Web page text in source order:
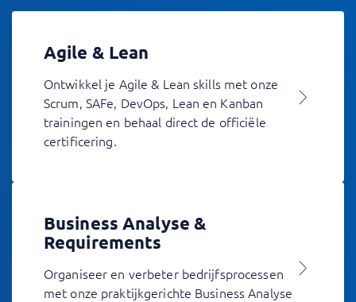
Agile & Lean
Ontwikkel je Agile & Lean skills met onze
Scrum, SAFe, DevOps, Lean en Kanban
trainingen en behaal direct de officiële
certificering.
Business Analyse &
Requirements
Organiseer en verbeter bedrijfsprocessen
met onze praktijkgerichte Business Analyse